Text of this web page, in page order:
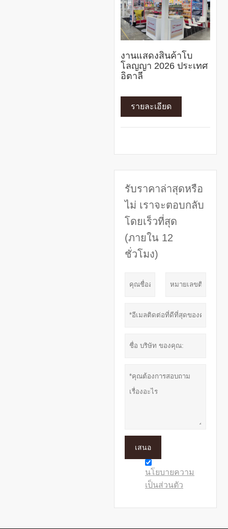
งานแสดงสินค้าโบ
โลญญา 2026 ประเทศ
อิตาลี
รายละเอียด
รับราคาล่าสุดหรือ
ไม่ เราจะตอบกลับ
โดยเร็วที่สุด
(ภายใน 12
ชั่วโมง)
เสนอ
นโยบายความ
เป็นส่วนตัว